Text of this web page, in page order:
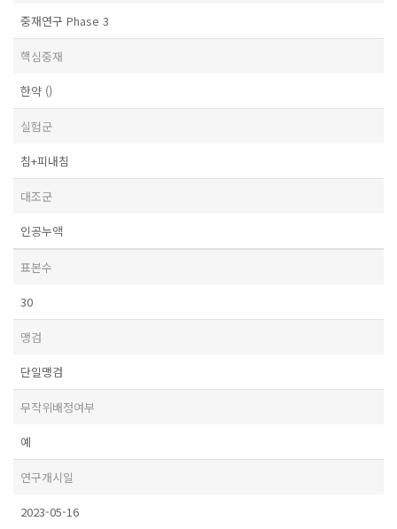
중재연구 Phase 3
핵심중재
한약 ()
실험군
침+피내침
대조군
인공누액
표본수
30
맹검
단일맹검
무작위배정여부
예
연구개시일
2023-05-16